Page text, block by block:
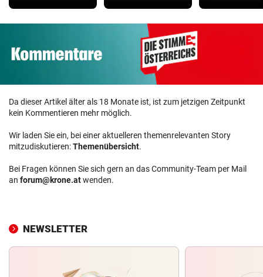
Da dieser Artikel älter als 18 Monate ist, ist zum jetzigen Zeitpunkt
kein Kommentieren mehr möglich.
Wir laden Sie ein, bei einer aktuelleren themenrelevanten Story
mitzudiskutieren:Themenübersicht.
Bei Fragen können Sie sich gern an das Community-Team per Mail
an forum@krone.atwenden.
NEWSLETTER